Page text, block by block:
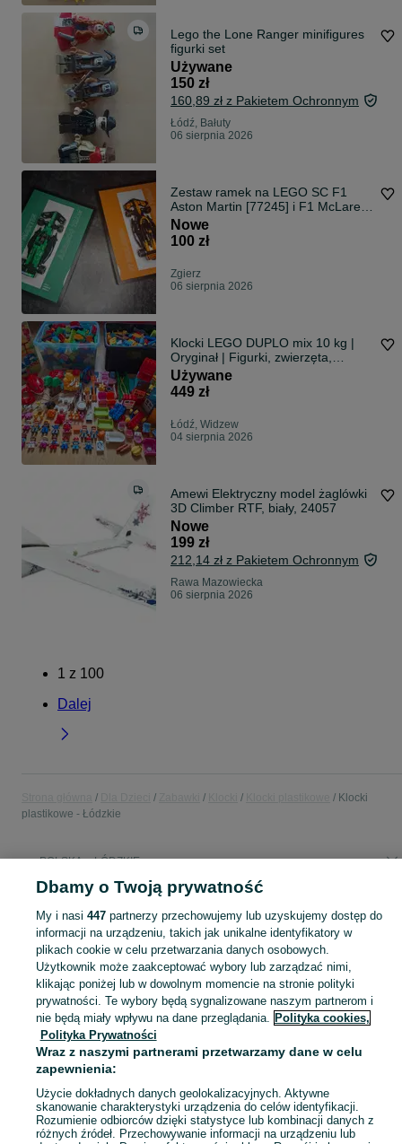
Lego the Lone Ranger minifigures
figurki set
Używane
150 zł
160,89 zł z Pakietem Ochronnym
Łódź, Bałuty
06 sierpnia 2026
Zestaw ramek na LEGO SC F1
Aston Martin [77245] i F1 McLaren
[77251]
Nowe
100 zł
Zgierz
06 sierpnia 2026
Klocki LEGO DUPLO mix 10 kg |
Oryginał | Figurki, zwierzęta,
pojazdy, domki
Używane
449 zł
Łódź, Widzew
04 sierpnia 2026
Amewi Elektryczny model żaglówki
3D Climber RTF, biały, 24057
Nowe
199 zł
212,14 zł z Pakietem Ochronnym
Rawa Mazowiecka
06 sierpnia 2026
1 z 100
Dalej
Klocki
plastikowe - Łódzkie
POLSKA » ŁÓDZKIE
KATEGORIA
domek ogrodowy dla dzieci,basen z kulkami,zabawki ogrodowe
Mapa kategorii
Mapa miejscowości
Mapa ministron
Popularne wyszukiwania
Dbamy o Twoją prywatność
My i nasi 447partnerzy przechowujemy lub uzyskujemy dostęp do
informacji na urządzeniu, takich jak unikalne identyfikatory w
plikach cookie w celu przetwarzania danych osobowych.
Użytkownik może zaakceptować wybory lub zarządzać nimi,
klikając poniżej lub w dowolnym momencie na stronie polityki
prywatności. Te wybory będą sygnalizowane naszym partnerom i
nie będą miały wpływu na dane przeglądania. Polityka cookies,
Polityka Prywatności
Wraz z naszymi partnerami przetwarzamy dane w celu
zapewnienia:
Użycie dokładnych danych geolokalizacyjnych. Aktywne
skanowanie charakterystyki urządzenia do celów identyfikacji.
Rozumienie odbiorców dzięki statystyce lub kombinacji danych z
różnych źródeł. Przechowywanie informacji na urządzeniu lub